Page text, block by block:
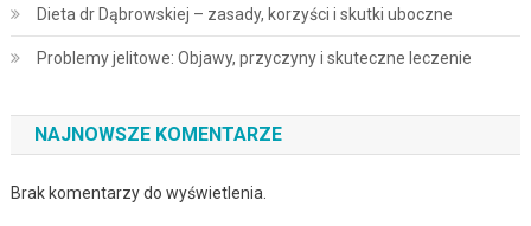
Dieta dr Dąbrowskiej – zasady, korzyści i skutki uboczne
Problemy jelitowe: Objawy, przyczyny i skuteczne leczenie
NAJNOWSZE KOMENTARZE
Brak komentarzy do wyświetlenia.